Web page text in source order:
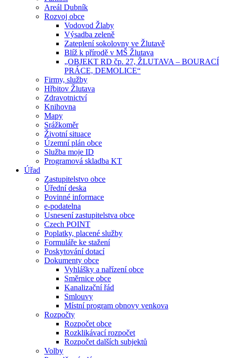
Areál Dubník
Rozvoj obce
Vodovod Žlaby
Výsadba zeleně
Zateplení sokolovny ve Žlutavě
Blíž k přírodě v MŠ Žlutava
„OBJEKT RD čp. 27, ŽLUTAVA – BOURACÍ
PRÁCE, DEMOLICE“
Firmy, služby
Hřbitov Žlutava
Zdravotnictví
Knihovna
Mapy
Srážkoměr
Životní situace
Územní plán obce
Služba moje ID
Programová skladba KT
Úřad
Zastupitelstvo obce
Úřední deska
Povinné informace
e-podatelna
Usnesení zastupitelstva obce
Czech POINT
Poplatky, placené služby
Formuláře ke stažení
Poskytování dotací
Dokumenty obce
Vyhlášky a nařízení obce
Směrnice obce
Kanalizační řád
Smlouvy
Místní program obnovy venkova
Rozpočty
Rozpočet obce
Rozklikávací rozpočet
Rozpočet dalších subjektů
Volby